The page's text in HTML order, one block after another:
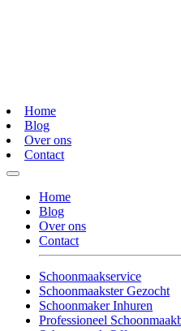
Home
Blog
Over ons
Contact
Home
Blog
Over ons
Contact
Schoonmaakservice
Schoonmaakster Gezocht
Schoonmaker Inhuren
Professioneel